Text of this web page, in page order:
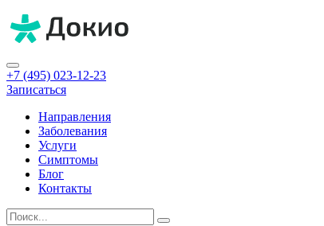
+7 (495) 023-12-23
Записаться
Направления
Заболевания
Услуги
Симптомы
Блог
Контакты